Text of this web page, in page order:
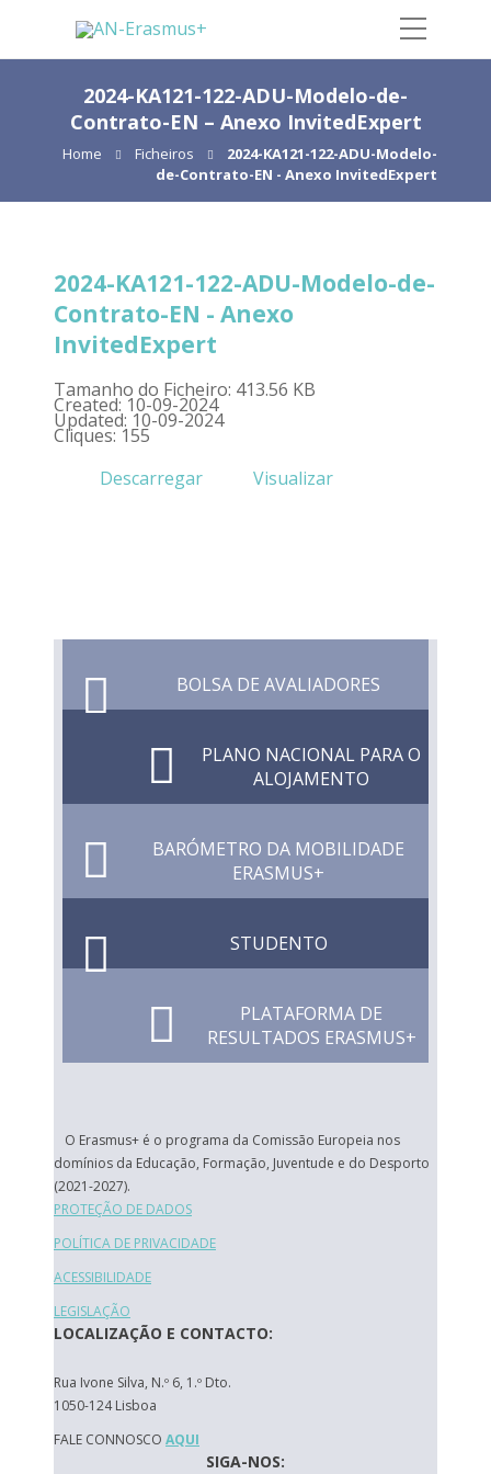
2024-KA121-122-ADU-Modelo-de-
Contrato-EN – Anexo InvitedExpert
Home Ficheiros
2024-KA121-122-ADU-Modelo-
de-Contrato-EN - Anexo InvitedExpert
2024-KA121-122-ADU-Modelo-de-
Contrato-EN - Anexo
InvitedExpert
Tamanho do Ficheiro: 413.56 KB
Created: 10-09-2024
Updated: 10-09-2024
Cliques: 155
Descarregar
Visualizar
BOLSA DE AVALIADORES
PLANO NACIONAL PARA O
ALOJAMENTO
BARÓMETRO DA MOBILIDADE
ERASMUS+
STUDENTO
PLATAFORMA DE
RESULTADOS ERASMUS+
O Erasmus+ é o programa da Comissão Europeia nos
domínios da Educação, Formação, Juventude e do Desporto
(2021-2027).
PROTEÇÃO DE DADOS
POLÍTICA DE PRIVACIDADE
ACESSIBILIDADE
LEGISLAÇÃO
LOCALIZAÇÃO E CONTACTO:
Rua Ivone Silva, N.º 6, 1.º Dto.
1050-124 Lisboa
FALE CONNOSCO AQUI
SIGA-NOS: